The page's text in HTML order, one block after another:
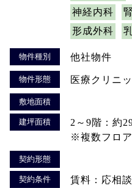
神経内科
形成外科
物件種別 他社物件
物件形態 医療クリニ
敷地面積
建坪面積
2～9階：約
※複数フロ
契約形態
契約条件
賃料：応相談